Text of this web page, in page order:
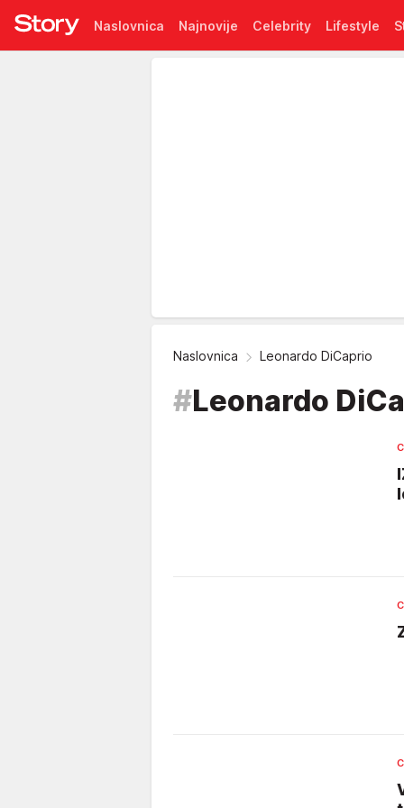
Naslovnica Najnovije Celebrity Lifestyle
Naslovnica Leonardo DiCaprio
#Leonardo